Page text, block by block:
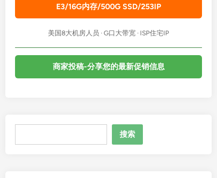
E3/16G内存/500G SSD/253IP
美国8大机房人员 · G口大带宽 · ISP住宅IP
商家投稿-分享您的最新促销信息
搜索